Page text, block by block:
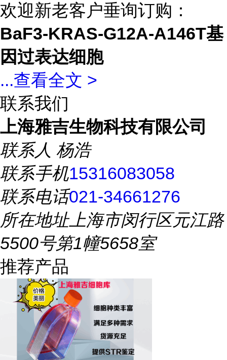
欢迎新老客户垂询订购：
BaF3-KRAS-G12A-A146T基
因过表达细胞
...查看全文 >
联系我们
上海雅吉生物科技有限公司
联系人 杨浩
联系手机15316083058
联系电话021-34661276
所在地址上海市闵行区元江路
5500号第1幢5658室
推荐产品